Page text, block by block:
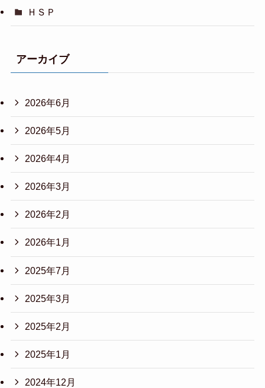
ＨＳＰ
アーカイブ
2026年6月
2026年5月
2026年4月
2026年3月
2026年2月
2026年1月
2025年7月
2025年3月
2025年2月
2025年1月
2024年12月